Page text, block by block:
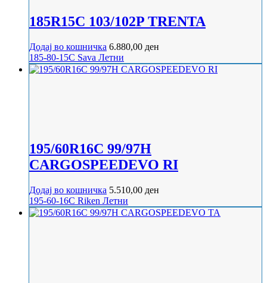
185R15C 103/102P TRENTA
Додај во кошничка 6.880,00 ден
185-80-15C Sava Летни
195/60R16C 99/97H
CARGOSPEEDEVO RI
Додај во кошничка 5.510,00 ден
195-60-16C Riken Летни